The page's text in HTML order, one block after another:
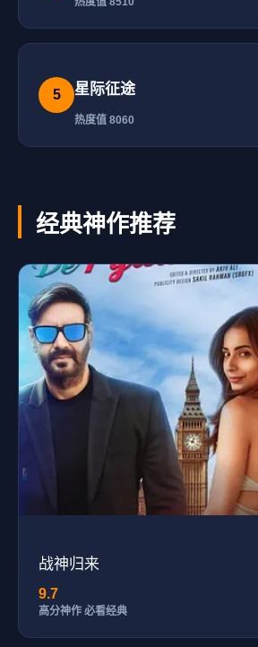
5 星际征途
热度值 8060
经典神作推荐
战神归来
9.7
高分神作 必看经典